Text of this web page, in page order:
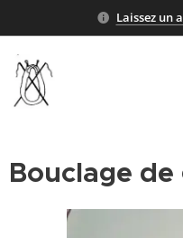
Laissez un
Bouclage de